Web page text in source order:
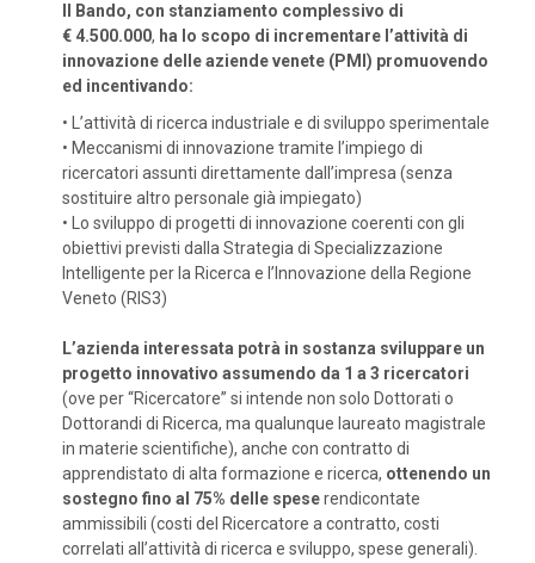
Il Bando, con stanziamento complessivo di
€ 4.500.000, ha lo scopo di incrementare l’attività di
innovazione delle aziende venete (PMI) promuovendo
ed incentivando:
• L’attività di ricerca industriale e di sviluppo sperimentale
• Meccanismi di innovazione tramite l’impiego di
ricercatori assunti direttamente dall’impresa (senza
sostituire altro personale già impiegato)
• Lo sviluppo di progetti di innovazione coerenti con gli
obiettivi previsti dalla Strategia di Specializzazione
Intelligente per la Ricerca e l’Innovazione della Regione
Veneto (RIS3)
L’azienda interessata potrà in sostanza sviluppare un
progetto innovativo assumendo da 1 a 3 ricercatori
(ove per “Ricercatore” si intende non solo Dottorati o
Dottorandi di Ricerca, ma qualunque laureato magistrale
in materie scientifiche), anche con contratto di
apprendistato di alta formazione e ricerca, ottenendo un
sostegno fino al 75% delle speserendicontate
ammissibili (costi del Ricercatore a contratto, costi
correlati all’attività di ricerca e sviluppo, spese generali).